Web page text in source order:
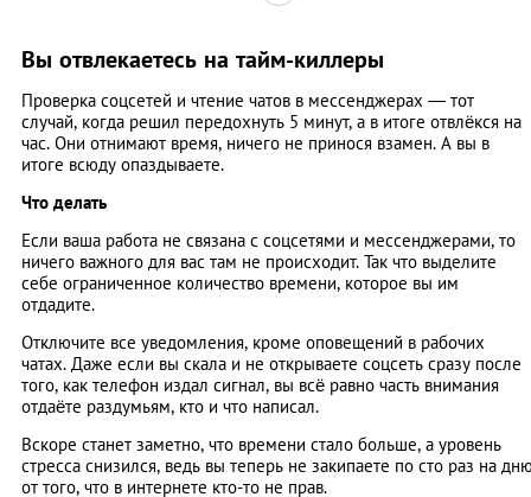
Вы отвлекаетесь на тайм-киллеры
Проверка соцсетей и чтение чатов в мессенджерах — тот
случай, когда решил передохнуть 5 минут, а в итоге отвлёкся на
час. Они отнимают время, ничего не принося взамен. А вы в
итоге всюду опаздываете.
Что делать
Если ваша работа не связана с соцсетями и мессенджерами, то
ничего важного для вас там не происходит. Так что выделите
себе ограниченное количество времени, которое вы им
отдадите.
Отключите все уведомления, кроме оповещений в рабочих
чатах. Даже если вы скала и не открываете соцсеть сразу после
того, как телефон издал сигнал, вы всё равно часть внимания
отдаёте раздумьям, кто и что написал.
Вскоре станет заметно, что времени стало больше, а уровень
стресса снизился, ведь вы теперь не закипаете по сто раз на
от того, что в интернете кто-то не прав.